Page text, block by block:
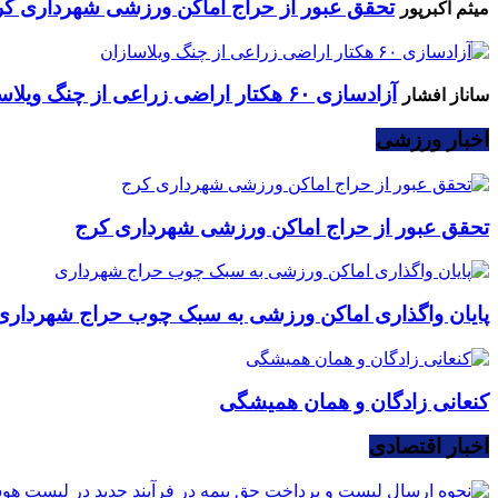
میثم اکبرپور تحقق عبور از حراج اماکن ورزشی شهرداری
ساناز افشار
آزادسازی ۶۰ هکتار اراضی زراعی از چنگ ویلاسازان
اخبار ورزشی
تحقق عبور از حراج اماکن ورزشی شهرداری کرج
پایان واگذاری اماکن ورزشی به سبک چوب حراج
کنعانی زادگان و همان همیشگی
اخبار اقتصادی